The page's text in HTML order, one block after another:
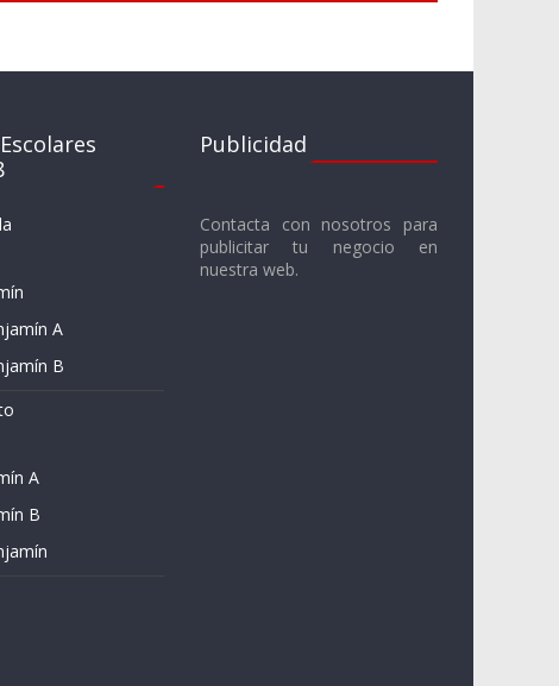
A
B
A
B
Publicidad
Contacta con nosotros para
publicitar tu negocio en
nuestra web.